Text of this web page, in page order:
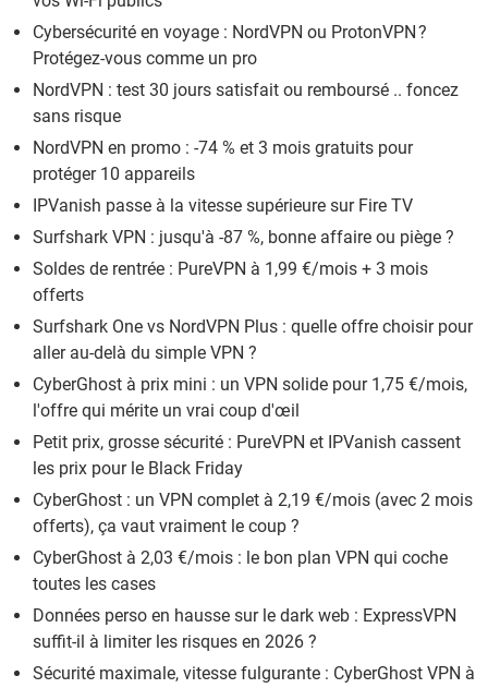
Cybersécurité en voyage : NordVPN ou ProtonVPN ?
Protégez-vous comme un pro
NordVPN : test 30 jours satisfait ou remboursé .. foncez
sans risque
NordVPN en promo : -74 % et 3 mois gratuits pour
protéger 10 appareils
IPVanish passe à la vitesse supérieure sur Fire TV
Surfshark VPN : jusqu'à -87 %, bonne affaire ou piège ?
Soldes de rentrée : PureVPN à 1,99 €/mois + 3 mois
offerts
Surfshark One vs NordVPN Plus : quelle offre choisir pour
aller au-delà du simple VPN ?
CyberGhost à prix mini : un VPN solide pour 1,75 €/mois,
l'offre qui mérite un vrai coup d'œil
Petit prix, grosse sécurité : PureVPN et IPVanish cassent
les prix pour le Black Friday
CyberGhost : un VPN complet à 2,19 €/mois (avec 2 mois
offerts), ça vaut vraiment le coup ?
CyberGhost à 2,03 €/mois : le bon plan VPN qui coche
toutes les cases
Données perso en hausse sur le dark web : ExpressVPN
suffit-il à limiter les risques en 2026 ?
Sécurité maximale, vitesse fulgurante : CyberGhost VPN à